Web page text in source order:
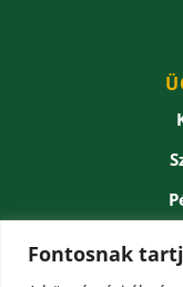
Fontosnak